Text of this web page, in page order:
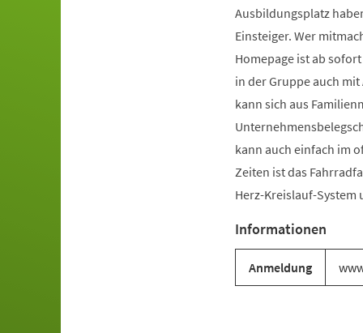
Ausbildungsplatz
Einsteiger. Wer
Homepage ist ab
in der Gruppe auch
kann sich aus
kann auch einfach im
Zeiten ist das
Herz-Kreislauf-System
Informationen
Anmeldung